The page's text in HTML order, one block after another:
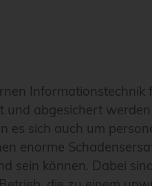
Informationstechnik
abgesichert werden
es sich auch um
enorme
sein können. Dabei